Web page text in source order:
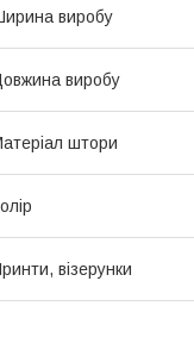
виробу
виробу
штори
візерунки